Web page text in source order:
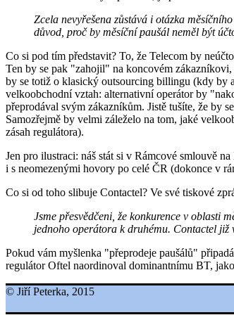
Zcela nevyřešena zůstává i otázka
důvod, proč by měsíční paušál neměl být
Co si pod tím představit? To, že Telecom by
Ten by se pak "zahojil" na koncovém
by se totiž o klasický outsourcing billingu (kdy by
velkoobchodní vztah: alternativní operátor by
přeprodával svým zákazníkům. Jistě tušíte, že by
Samozřejmě by velmi záleželo na tom, jaké
zásah regulátora).
Jen pro ilustraci: náš stát si v Rámcové smlouvě
i s neomezenými hovory po celé ČR (dokonce v
Co si od toho slibuje Contactel? Ve své tiskové
Jsme přesvědčeni, že konkurence v oblasti
jednoho operátora k druhému. Contactel
Pokud vám myšlenka "přeprodeje paušálů"
regulátor Oftel naordinoval dominantnímu BT,
© Jiří Peterka, 2015